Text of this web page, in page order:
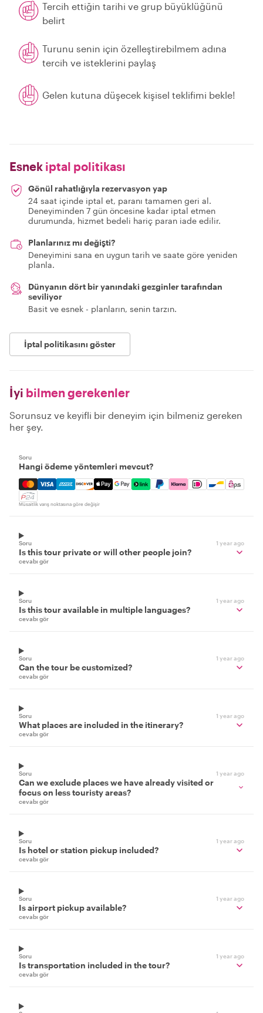
Tercih ettiğin tarihi ve grup büyüklüğünü
belirt
Turunu senin için özelleştirebilmem adına
tercih ve isteklerini paylaş
Gelen kutuna düşecek kişisel teklifimi bekle!
Esnek iptal politikası
Gönül rahatlığıyla rezervasyon yap
24 saat içinde iptal et, paranı tamamen geri al.
Deneyiminden 7 gün öncesine kadar iptal etmen
durumunda, hizmet bedeli hariç paran iade edilir.
Planlarınız mı değişti?
Deneyimini sana en uygun tarih ve saate göre yeniden
planla.
Dünyanın dört bir yanındaki gezginler tarafından
seviliyor
Basit ve esnek - planların, senin tarzın.
İptal politikasını göster
İyi bilmen gerekenler
Sorunsuz ve keyifli bir deneyim için bilmeniz gereken
her şey.
Soru
Hangi ödeme yöntemleri mevcut?
Mastercard, Visa, Amex, Discover, Apple Pay, Google
Müsaitlik varış noktasına göre değişir
Soru 1 year ago
Is this tour private or will other people join?
cevabı gör
Soru 1 year ago
Is this tour available in multiple languages?
cevabı gör
Soru 1 year ago
Can the tour be customized?
cevabı gör
Soru 1 year ago
What places are included in the itinerary?
cevabı gör
Soru 1 year ago
Can we exclude places we have already visited or
focus on less touristy areas?
cevabı gör
Soru 1 year ago
Is hotel or station pickup included?
cevabı gör
Soru 1 year ago
Is airport pickup available?
cevabı gör
Soru 1 year ago
Is transportation included in the tour?
cevabı gör